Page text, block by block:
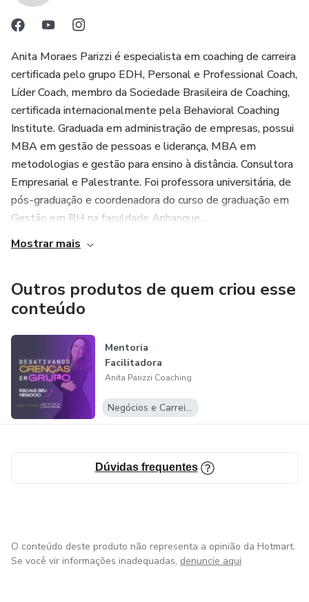
Anita Moraes Parizzi é especialista em coaching de carreira
certificada pelo grupo EDH, Personal e Professional Coach,
Líder Coach, membro da Sociedade Brasileira de Coaching,
certificada internacionalmente pela Behavioral Coaching
Institute. Graduada em administração de empresas, possui
MBA em gestão de pessoas e liderança, MBA em
metodologias e gestão para ensino à distância. Consultora
Empresarial e Palestrante. Foi professora universitária, de
pós-graduação e coordenadora do curso de graduação em
Gestão em RH na faculdade Anhangue...
Mostrar mais
Outros produtos de quem criou esse
conteúdo
Mentoria
Facilitadora
Anita Parizzi Coaching
Negócios e Carreira
Dúvidas frequentes
O conteúdo deste produto não representa a opinião da Hotmart.
Se você vir informações inadequadas, denuncie aqui